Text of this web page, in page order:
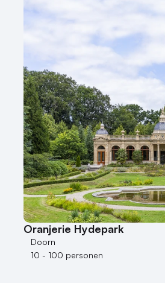
Oranjerie Hydepark
Doorn
10 - 100 personen